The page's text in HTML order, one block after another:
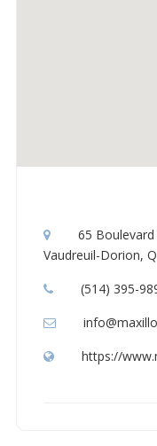
65 Boulevard
Vaudreuil-Dorion,
(514) 395-
https://